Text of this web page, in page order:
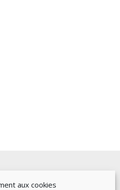
aux cookies